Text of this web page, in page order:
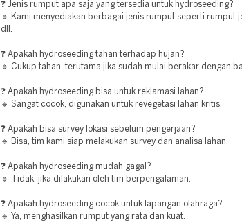
❓ Jenis rumput apa saja yang tersedia untuk hydroseeding?
🔹 Kami menyediakan berbagai jenis rumput seperti rumput
dll.
❓ Apakah hydroseeding tahan terhadap hujan?
🔹 Cukup tahan, terutama jika sudah mulai berakar dengan
❓ Apakah hydroseeding bisa untuk reklamasi lahan?
🔹 Sangat cocok, digunakan untuk revegetasi lahan kritis.
❓ Apakah bisa survey lokasi sebelum pengerjaan?
🔹 Bisa, tim kami siap melakukan survey dan analisa lahan.
❓ Apakah hydroseeding mudah gagal?
🔹 Tidak, jika dilakukan oleh tim berpengalaman.
❓ Apakah hydroseeding cocok untuk lapangan olahraga?
🔹 Ya, menghasilkan rumput yang rata dan kuat.